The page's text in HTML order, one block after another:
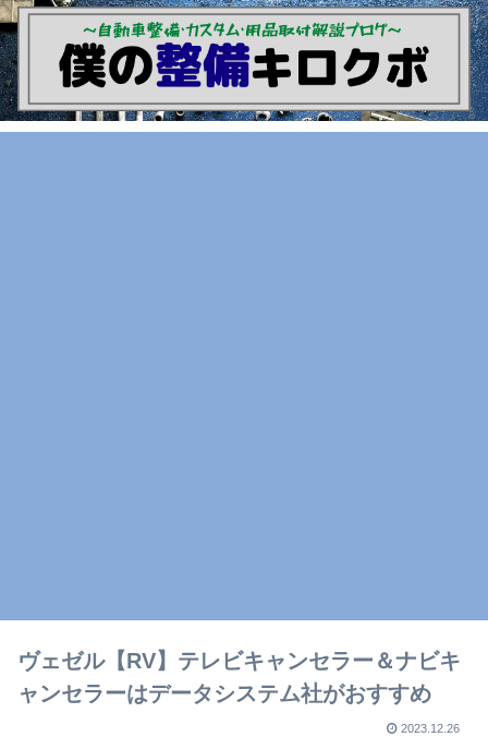
ヴェゼル【RV】テレビキャンセラー＆ナビキ
ャンセラーはデータシステム社がおすすめ
2023.12.26